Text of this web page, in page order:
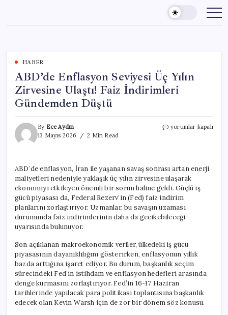
content
HABER
ABD’de Enflasyon Seviyesi Üç Yılın
Zirvesine Ulaştı! Faiz İndirimleri
Gündemden Düştü
By Ece Aydın
13 Mayıs 2026
2 Min Read
ABD’de
Zirvesine
Ulaştı!
Faiz
İndirimleri
Düştü
için
yorumlar kapalı
ABD’de enflasyon, İran ile yaşanan savaş sonrası artan enerji
maliyetleri nedeniyle yaklaşık üç yılın zirvesine ulaşarak
ekonomiyi etkileyen önemli bir sorun haline geldi. Güçlü iş
gücü piyasası da, Federal Rezerv’in (Fed) faiz indirim
planlarını zorlaştırıyor. Uzmanlar, bu savaşın uzaması
durumunda faiz indirimlerinin daha da gecikebileceği
uyarısında bulunuyor.
Son açıklanan makroekonomik veriler, ülkedeki iş gücü
piyasasının dayanıklılığını gösterirken, enflasyonun yıllık
bazda arttığına işaret ediyor. Bu durum, başkanlık seçim
sürecindeki Fed’in istihdam ve enflasyon hedefleri arasında
denge kurmasını zorlaştırıyor. Fed’in 16-17 Haziran
tarihlerinde yapılacak para politikası toplantısına başkanlık
edecek olan Kevin Warsh için de zor bir dönem söz konusu.